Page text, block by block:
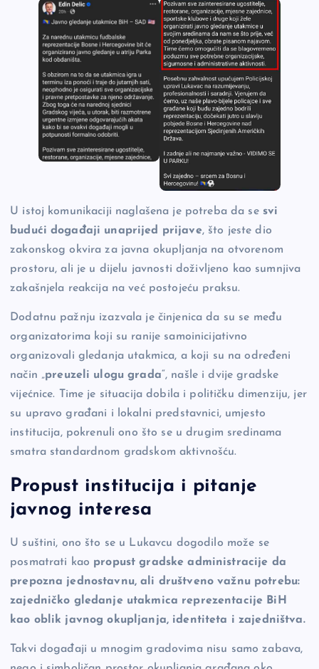
U istoj komunikaciji naglašena je potreba da se svi
budući događaji unaprijed prijave, što jeste dio
zakonskog okvira za javna okupljanja na otvorenom
prostoru, ali je u dijelu javnosti doživljeno kao sumnjiva
zakašnjela reakcija na već postojeću praksu.
Dodatnu pažnju izazvala je činjenica da su se među
organizatorima koji su ranije samoinicijativno
organizovali gledanja utakmica, a koji su na određeni
način „preuzeli ulogu grada“, našle i dvije gradske
vijećnice. Time je situacija dobila i političku dimenziju, jer
su upravo građani i lokalni predstavnici, umjesto
institucija, pokrenuli ono što se u drugim sredinama
smatra standardnom gradskom aktivnošću.
Propust institucija i pitanje
javnog interesa
U suštini, ono što se u Lukavcu dogodilo može se
posmatrati kao propust gradske administracije da
prepozna jednostavnu, ali društveno važnu potrebu:
zajedničko gledanje utakmica reprezentacije BiH
kao oblik javnog okupljanja, identiteta i zajedništva.
Takvi događaji u mnogim gradovima nisu samo zabava,